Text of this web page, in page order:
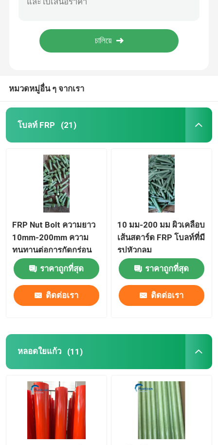
ท่อระบายน้ำ GRP
ท่อ GRP
ถังไฟเบอร์กลาส
ราง FRP
โปรไฟล์ FRP
กระจก ECR
หมวดหมู่อื่น ๆ จากเรา
โบลท์ FRP (21)
FRP Nut Bolt ความยาว
10mm-200mm ความ
ทนทานต่อการกัดกร่อน
ราคาถูกที่สุด
ติดต่อเรา
10 มม-200 มม ผิวเคลือบ
เส้นสตาร์ด FRP โบลท์ที่มี
รูปหัวกลม
ราคาถูกที่สุด
ติดต่อเรา
หลอดใยแก้ว (11)